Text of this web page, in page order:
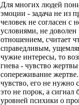
Для многих людей
эмоции - задача не из
человек не согласен с
условиями, не
отношением, считает
справедливым,
чужие интересы, то
гнева - чувство
сопереживание
чувство, его не нужно
это не порок, а сигнал
уровней психики о